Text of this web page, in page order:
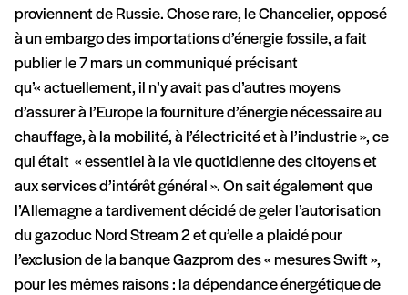
proviennent de Russie. Chose rare, le Chancelier, opposé
à un embargo des importations d’énergie fossile, a fait
publier le 7 mars un communiqué précisant
qu’« actuellement, il n’y avait pas d’autres moyens
d’assurer à l’Europe la fourniture d’énergie nécessaire au
chauffage, à la mobilité, à l’électricité et à l’industrie », ce
qui était « essentiel à la vie quotidienne des citoyens et
aux services d’intérêt général ». On sait également que
l’Allemagne a tardivement décidé de geler l’autorisation
du gazoduc Nord Stream 2 et qu’elle a plaidé pour
l’exclusion de la banque Gazprom des « mesures Swift »,
pour les mêmes raisons : la dépendance énergétique de